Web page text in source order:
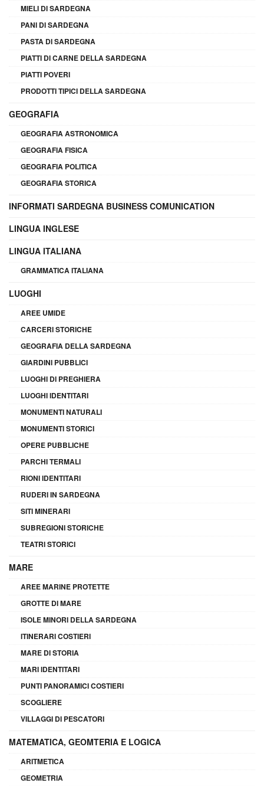
MIELI DI SARDEGNA
PANI DI SARDEGNA
PASTA DI SARDEGNA
PIATTI DI CARNE DELLA SARDEGNA
PIATTI POVERI
PRODOTTI TIPICI DELLA SARDEGNA
GEOGRAFIA
GEOGRAFIA ASTRONOMICA
GEOGRAFIA FISICA
GEOGRAFIA POLITICA
GEOGRAFIA STORICA
INFORMATI SARDEGNA BUSINESS COMUNICATION
LINGUA INGLESE
LINGUA ITALIANA
GRAMMATICA ITALIANA
LUOGHI
AREE UMIDE
CARCERI STORICHE
GEOGRAFIA DELLA SARDEGNA
GIARDINI PUBBLICI
LUOGHI DI PREGHIERA
LUOGHI IDENTITARI
MONUMENTI NATURALI
MONUMENTI STORICI
OPERE PUBBLICHE
PARCHI TERMALI
RIONI IDENTITARI
RUDERI IN SARDEGNA
SITI MINERARI
SUBREGIONI STORICHE
TEATRI STORICI
MARE
AREE MARINE PROTETTE
GROTTE DI MARE
ISOLE MINORI DELLA SARDEGNA
ITINERARI COSTIERI
MARE DI STORIA
MARI IDENTITARI
PUNTI PANORAMICI COSTIERI
SCOGLIERE
VILLAGGI DI PESCATORI
MATEMATICA, GEOMTERIA E LOGICA
ARITMETICA
GEOMETRIA